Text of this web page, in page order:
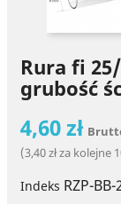
Rura fi
grubość
4,60 zł
(3,40 zł za kolejne
Indeks RZP-